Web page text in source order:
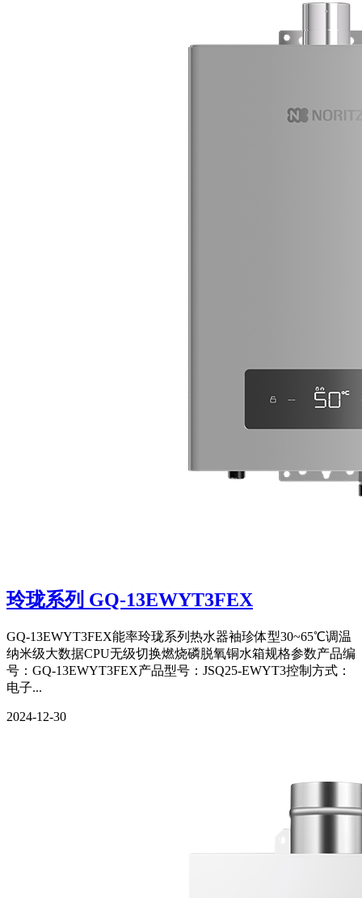
玲珑系列 GQ-13EWYT3FEX
GQ-13EWYT3FEX能率玲珑系列热水器袖珍体型30~65℃调温
纳米级大数据CPU无级切换燃烧磷脱氧铜水箱规格参数产品编
号：GQ-13EWYT3FEX产品型号：JSQ25-EWYT3控制方式：
电子...
2024-12-30